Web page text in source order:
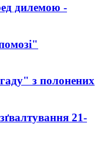
дилемою -
з полонених
21-